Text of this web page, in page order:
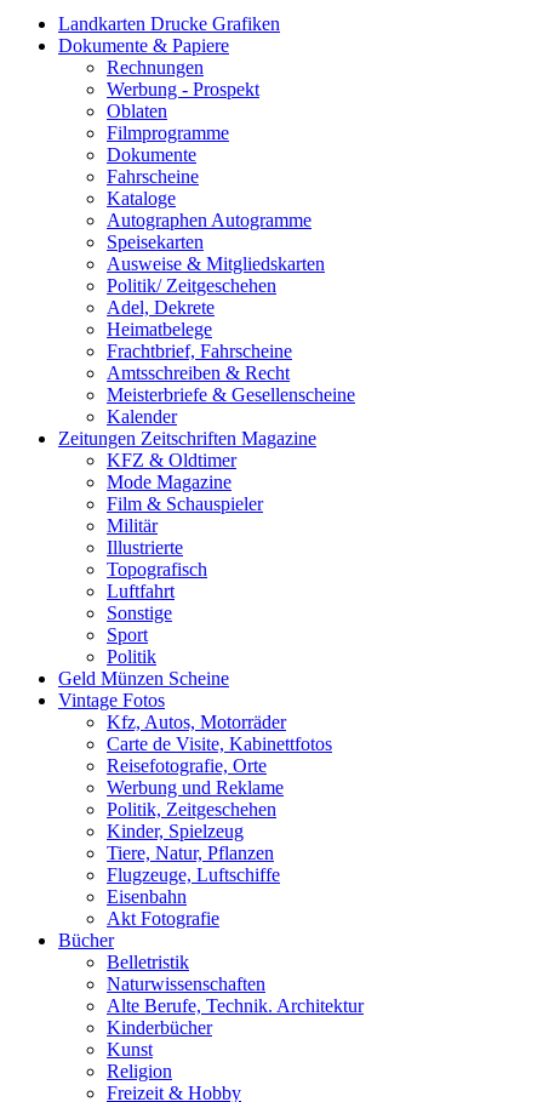
Landkarten Drucke Grafiken
Dokumente & Papiere
Rechnungen
Werbung - Prospekt
Oblaten
Filmprogramme
Dokumente
Fahrscheine
Kataloge
Autographen Autogramme
Speisekarten
Ausweise & Mitgliedskarten
Politik/ Zeitgeschehen
Adel, Dekrete
Heimatbelege
Frachtbrief, Fahrscheine
Amtsschreiben & Recht
Meisterbriefe & Gesellenscheine
Kalender
Zeitungen Zeitschriften Magazine
KFZ & Oldtimer
Mode Magazine
Film & Schauspieler
Militär
Illustrierte
Topografisch
Luftfahrt
Sonstige
Sport
Politik
Geld Münzen Scheine
Vintage Fotos
Kfz, Autos, Motorräder
Carte de Visite, Kabinettfotos
Reisefotografie, Orte
Werbung und Reklame
Politik, Zeitgeschehen
Kinder, Spielzeug
Tiere, Natur, Pflanzen
Flugzeuge, Luftschiffe
Eisenbahn
Akt Fotografie
Bücher
Belletristik
Naturwissenschaften
Alte Berufe, Technik. Architektur
Kinderbücher
Kunst
Religion
Freizeit & Hobby